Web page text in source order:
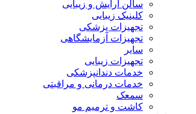
سالن آرایش و زیبایی
کلینیک زیبایی
تجهیزات پزشکی
تجهیزات آزمایشگاهی
سایر
تجهیزات زیبایی
خدمات دندانپزشکی
خدمات درمانی و مراقبتی
سمعک
کاشت و ترمیم مو